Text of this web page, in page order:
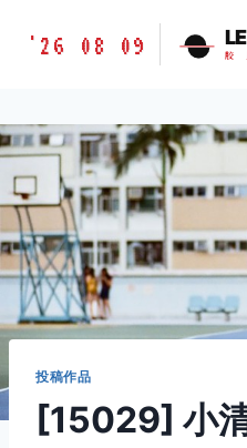
胶
味
道
LETSFILM
'26 08 09 胶
投稿作品
[15029] 小